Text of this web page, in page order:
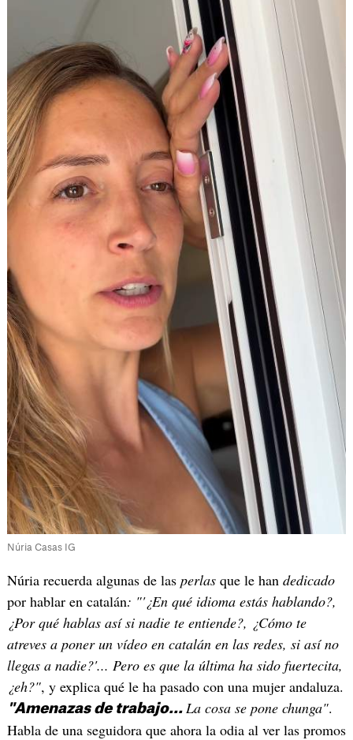
Núria Casas IG
Núria recuerda algunas de lasperlas que le han dedicado
por hablar en catalán: "'¿En qué idioma estás hablando?,
¿Por qué hablas así si nadie te entiende?, ¿Cómo te
atreves a poner un vídeo en catalán en las redes, si así no
llegas a nadie?'... Pero es que la última ha sido fuertecita,
¿eh?", y explica qué le ha pasado con una mujer andaluza.
"Amenazas de trabajo... La cosa se pone chunga".
Habla de una seguidora que ahora la odia al ver las promos